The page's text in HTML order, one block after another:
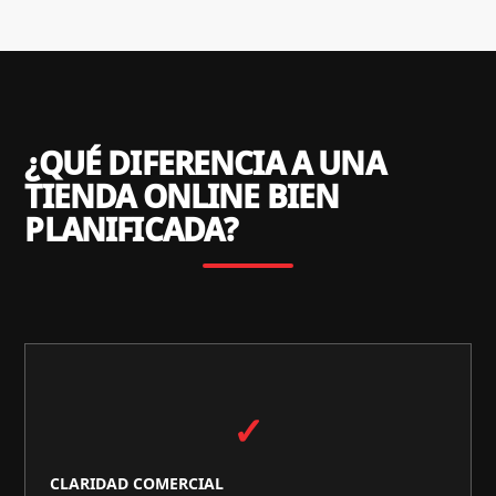
¿QUÉ DIFERENCIA A UNA
TIENDA ONLINE BIEN
PLANIFICADA?
✓
CLARIDAD COMERCIAL